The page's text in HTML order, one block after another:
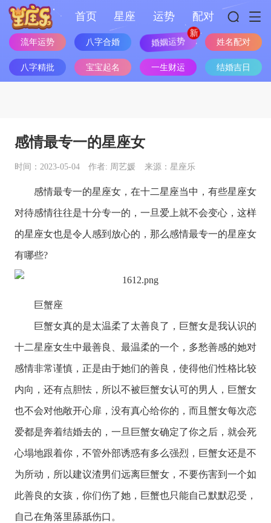
首页 星座 运势 配对
流年运势 八字合婚 婚姻运势 姓名配对
八字精批 宝宝起名 一生财运 结婚吉日
感情最专一的星座女
时间：2023-05-04 作者: 周艺媛 来源：星座乐
感情最专一的星座女，在十二星座当中，有些星座女
对待感情往往是十分专一的，一旦爱上就不会变心，这样
的星座女也是令人感到放心的，那么感情最专一的星座女
有哪些?
巨蟹座
巨蟹女真的是太温柔了太善良了，巨蟹女是我认识的
十二星座女生中最善良、最温柔的一个，多愁善感的她对
感情非常谨慎，正是由于她们的善良，使得他们性格比较
内向，还有点胆怯，所以不被巨蟹女认可的男人，巨蟹女
也不会对他敞开心扉，没有真心给你的，而且蟹女每次恋
爱都是奔着结婚去的，一旦巨蟹女确定了你之后，就会死
心塌地跟着你，不管外部诱惑有多么强烈，巨蟹女还是不
为所动，所以建议渣男们远离巨蟹女，不要伤害到一个如
此善良的女孩，你们伤了她，巨蟹也只能自己默默忍受，
自己在角落里舔舐伤口。